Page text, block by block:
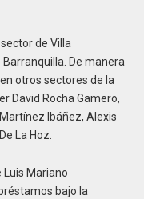
de Villa
De manera
otros sectores de la
David Rocha Gamero,
Ibáñez, Alexis
La Hoz.
Luis Mariano
bajo la